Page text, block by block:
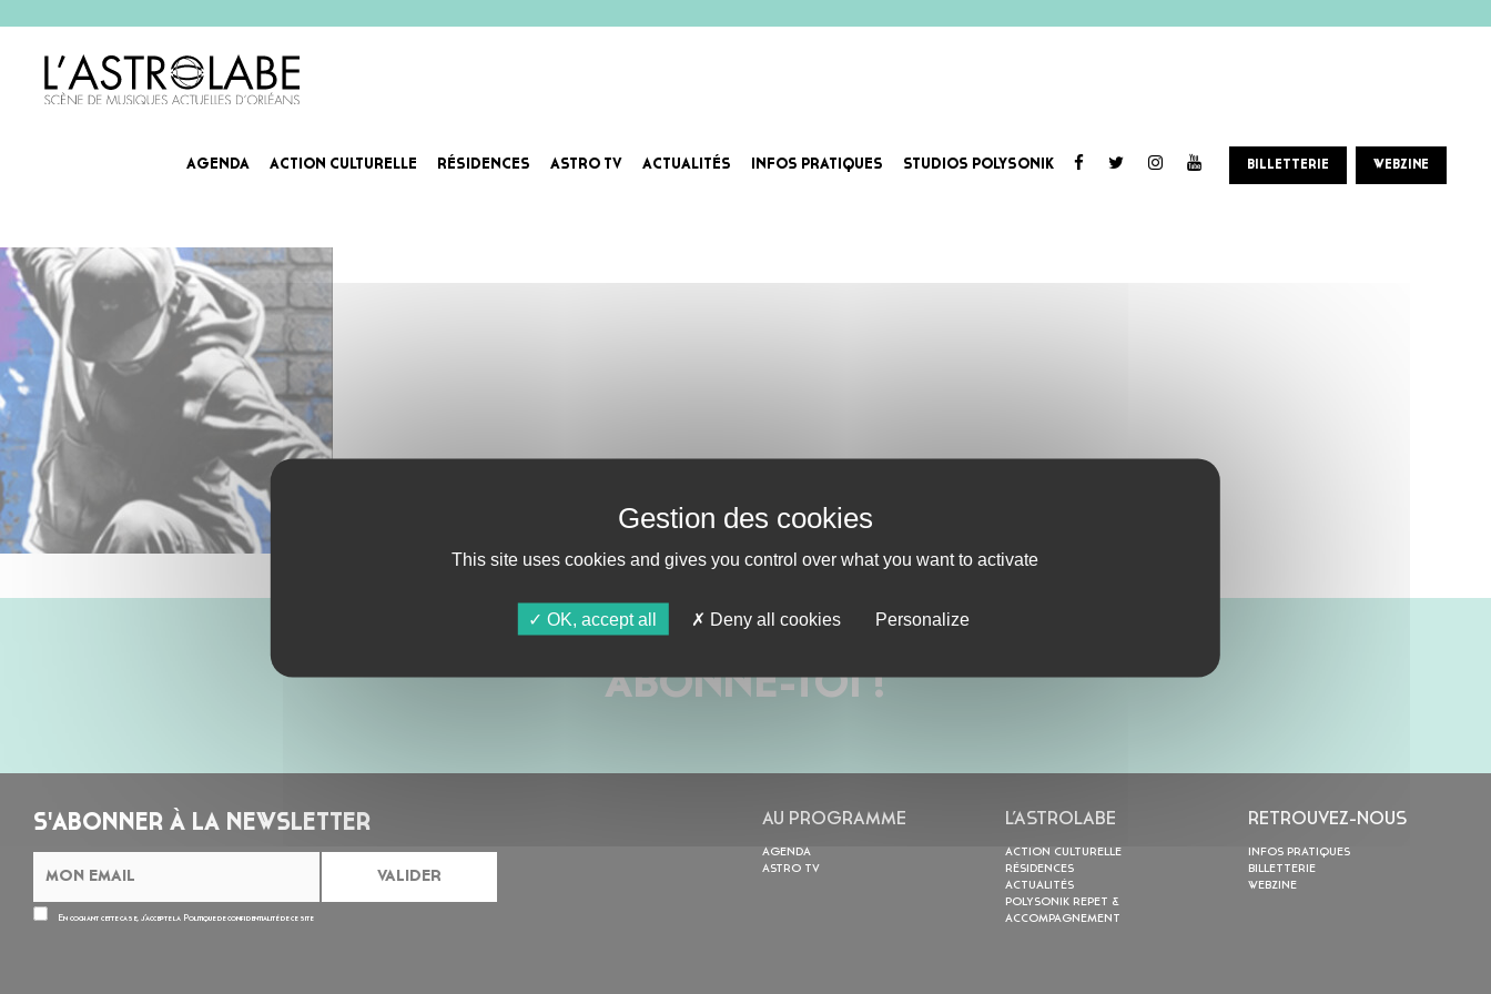
AGENDA ACTION CULTURELLE RÉSIDENCES ASTRO TV ACTUALITÉS INFOS PRATIQUES STUDIOS POLYSONIK BILLETTERIE WEBZINE
ABONNE-TOI !
S'ABONNER À LA NEWSLETTER
En cochant cette case, j’accepte la Politique de confidentialitéde ce site
AU PROGRAMME
AGENDA
ASTRO TV
L’ASTROLABE
ACTION CULTURELLE
RÉSIDENCES
ACTUALITÉS
POLYSONIK REPET &
ACCOMPAGNEMENT
RETROUVEZ-NOUS
INFOS PRATIQUES
BILLETTERIE
WEBZINE
This site uses cookies and gives you control over what you want to activate
OK, accept all Deny all cookies Personalize